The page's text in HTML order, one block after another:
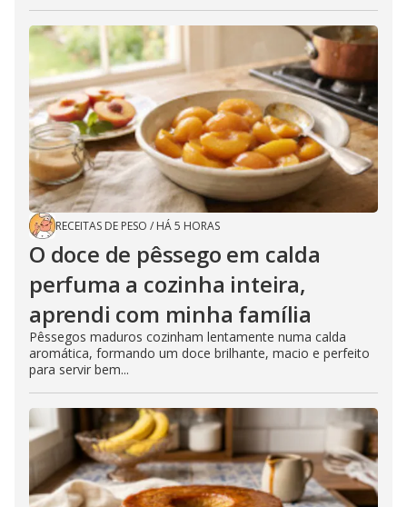
RECEITAS DE PESO / HÁ 5 HORAS
O doce de pêssego em calda
perfuma a cozinha inteira,
aprendi com minha família
Pêssegos maduros cozinham lentamente numa calda
aromática, formando um doce brilhante, macio e perfeito
para servir bem...